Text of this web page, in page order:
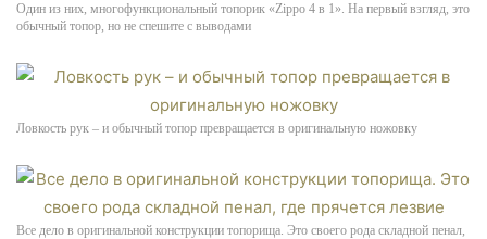
Один из них, многофункциональный топорик «Zippo 4 в 1». На первый взгляд, это
обычный топор, но не спешите с выводами
Ловкость рук – и обычный топор превращается в оригинальную ножовку
Все дело в оригинальной конструкции топорища. Это своего рода складной пенал,